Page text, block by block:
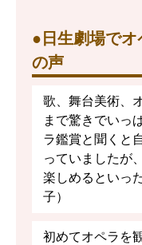
●日生劇場で
の声
歌、舞台美術、
まで驚きでいっ
ラ鑑賞と聞くと
っていましたが
楽しめるといっ
子）
初めてオペラを